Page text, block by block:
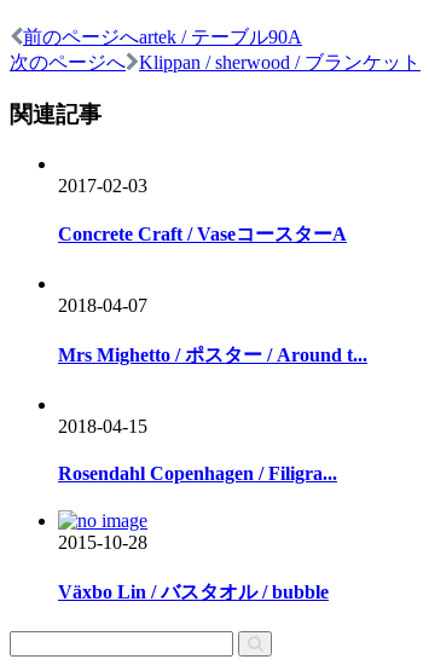
前のページへartek / テーブル90A
次のページへ
Klippan / sherwood / ブランケット
関連記事
2017-02-03
Concrete Craft / VaseコースターA
2018-04-07
Mrs Mighetto / ポスター / Around t...
2018-04-15
Rosendahl Copenhagen / Filigra...
2015-10-28
Växbo Lin / バスタオル / bubble